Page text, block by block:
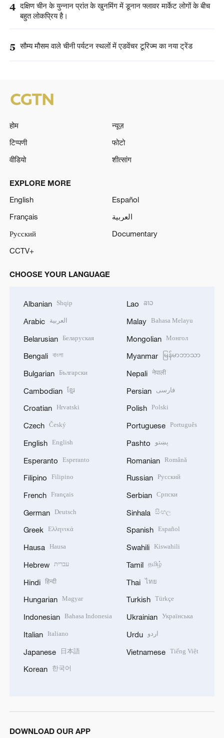
4 दक्षिण चीन के युन्नान प्रांत के खुनमिंग में डूनान फ्लावर मार्केट लोगों के बीच
बहुत लोकप्रिय है।
5 सौम्य मौसम वाले चीनी पर्यटन स्थलों में एडवेंचर टूरिज्म का नया ट्रेंड
होम
न्यूज़
टिप्पणी
फोटो
वीडियो
शीत्सांग
EXPLORE MORE
English
Español
Français
العربية
Русский
Documentary
CCTV+
CHOOSE YOUR LANGUAGE
Albanian Shqip
Arabic العربية
Belarusian Беларуская
Bengali বাংলা
Bulgarian Български
Cambodian ខ្មែរ
Croatian Hrvatski
Czech Český
English English
Esperanto Esperanto
Filipino Filipino
French Français
German Deutsch
Greek Ελληνικά
Hausa Hausa
Hebrew עברית
Hindi हिन्दी
Hungarian Magyar
Indonesian Bahasa Indonesia
Italian Italiano
Japanese 日本語
Korean 한국어
Lao ລາວ
Malay Bahasa Melayu
Mongolian Монгол
Myanmar မြန်မာဘာသာ
Nepali नेपाली
Persian فارسی
Polish Polski
Portuguese Português
Pashto پښتو
Romanian Română
Russian Русский
Serbian Српски
Sinhala සිංහල
Spanish Español
Swahili Kiswahili
Tamil தமிழ்
Thai ไทย
Turkish Türkçe
Ukrainian Українська
Urdu اردو
Vietnamese Tiếng Việt
DOWNLOAD OUR APP